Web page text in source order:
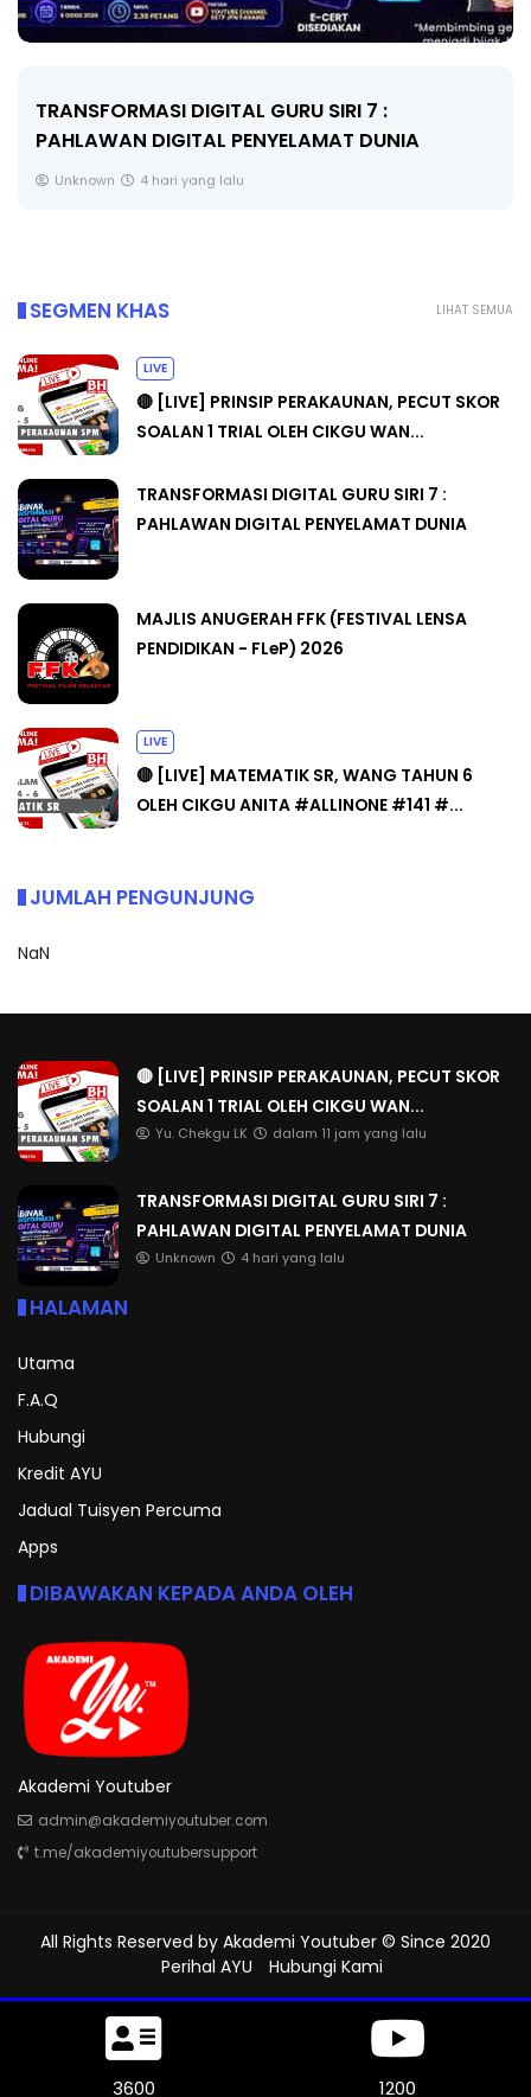
TRANSFORMASI DIGITAL GURU SIRI 7 :
PAHLAWAN DIGITAL PENYELAMAT DUNIA
Unknown 4 hari yang lalu
LIHAT SEMUA
SEGMEN KHAS
LIVE
🔴 [LIVE] PRINSIP PERAKAUNAN, PECUT SKOR
SOALAN 1 TRIAL OLEH CIKGU WAN...
TRANSFORMASI DIGITAL GURU SIRI 7 :
PAHLAWAN DIGITAL PENYELAMAT DUNIA
MAJLIS ANUGERAH FFK (FESTIVAL LENSA
PENDIDIKAN - FLeP) 2026
LIVE
🔴 [LIVE] MATEMATIK SR, WANG TAHUN 6
OLEH CIKGU ANITA #ALLINONE #141 #...
JUMLAH PENGUNJUNG
NaN
🔴 [LIVE] PRINSIP PERAKAUNAN, PECUT SKOR
SOALAN 1 TRIAL OLEH CIKGU WAN...
Yu. Chekgu LK dalam 11 jam yang lalu
TRANSFORMASI DIGITAL GURU SIRI 7 :
PAHLAWAN DIGITAL PENYELAMAT DUNIA
Unknown 4 hari yang lalu
HALAMAN
Utama
F.A.Q
Hubungi
Kredit AYU
Jadual Tuisyen Percuma
Apps
DIBAWAKAN KEPADA ANDA OLEH
Akademi Youtuber
admin@akademiyoutuber.com
t.me/akademiyoutubersupport
All Rights Reserved by Akademi Youtuber © Since 2020
Perihal AYU
Hubungi Kami
4035 1312